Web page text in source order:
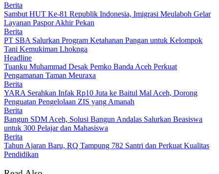
Berita
Sambut HUT Ke-81 Republik Indonesia, Imigrasi Meulaboh Gelar
Layanan Paspor Akhir Pekan
Berita
PT SBA Salurkan Program Ketahanan Pangan untuk Kelompok
Tani Kemukiman Lhoknga
Headline
Tuanku Muhammad Desak Pemko Banda Aceh Perkuat
Pengamanan Taman Meuraxa
Berita
YARA Serahkan Infak Rp10 Juta ke Baitul Mal Aceh, Dorong
Penguatan Pengelolaan ZIS yang Amanah
Berita
Bangun SDM Aceh, Solusi Bangun Andalas Salurkan Beasiswa
untuk 300 Pelajar dan Mahasiswa
Berita
Tahun Ajaran Baru, RQ Tampung 782 Santri dan Perkuat Kualitas
Pendidikan